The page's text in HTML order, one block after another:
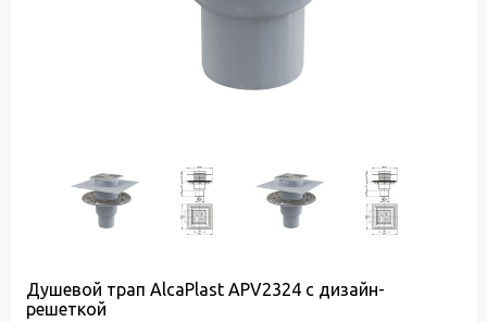
Душевой трап AlcaPlast APV2324 с дизайн-
решеткой